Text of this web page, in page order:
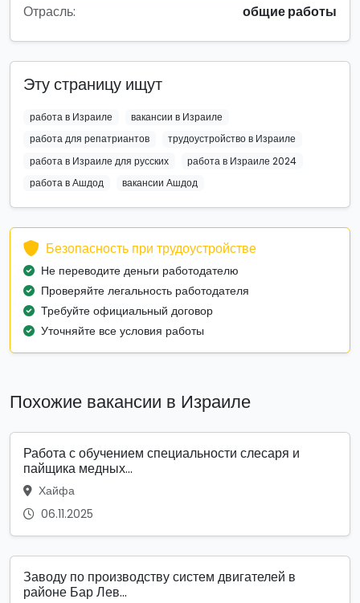
Отрасль:
общие работы
Эту страницу ищут
работа в Израиле
вакансии в Израиле
работа для репатриантов
трудоустройство в Израиле
работа в Израиле для русских
работа в Израиле 2024
работа в Ашдод
вакансии Ашдод
Безопасность при трудоустройстве
Не переводите деньги работодателю
Проверяйте легальность работодателя
Требуйте официальный договор
Уточняйте все условия работы
Похожие вакансии в Израиле
Работа с обучением специальности слесаря и
пайщика медных...
Хайфа
06.11.2025
Заводу по производству систем двигателей в
районе Бар Лев...